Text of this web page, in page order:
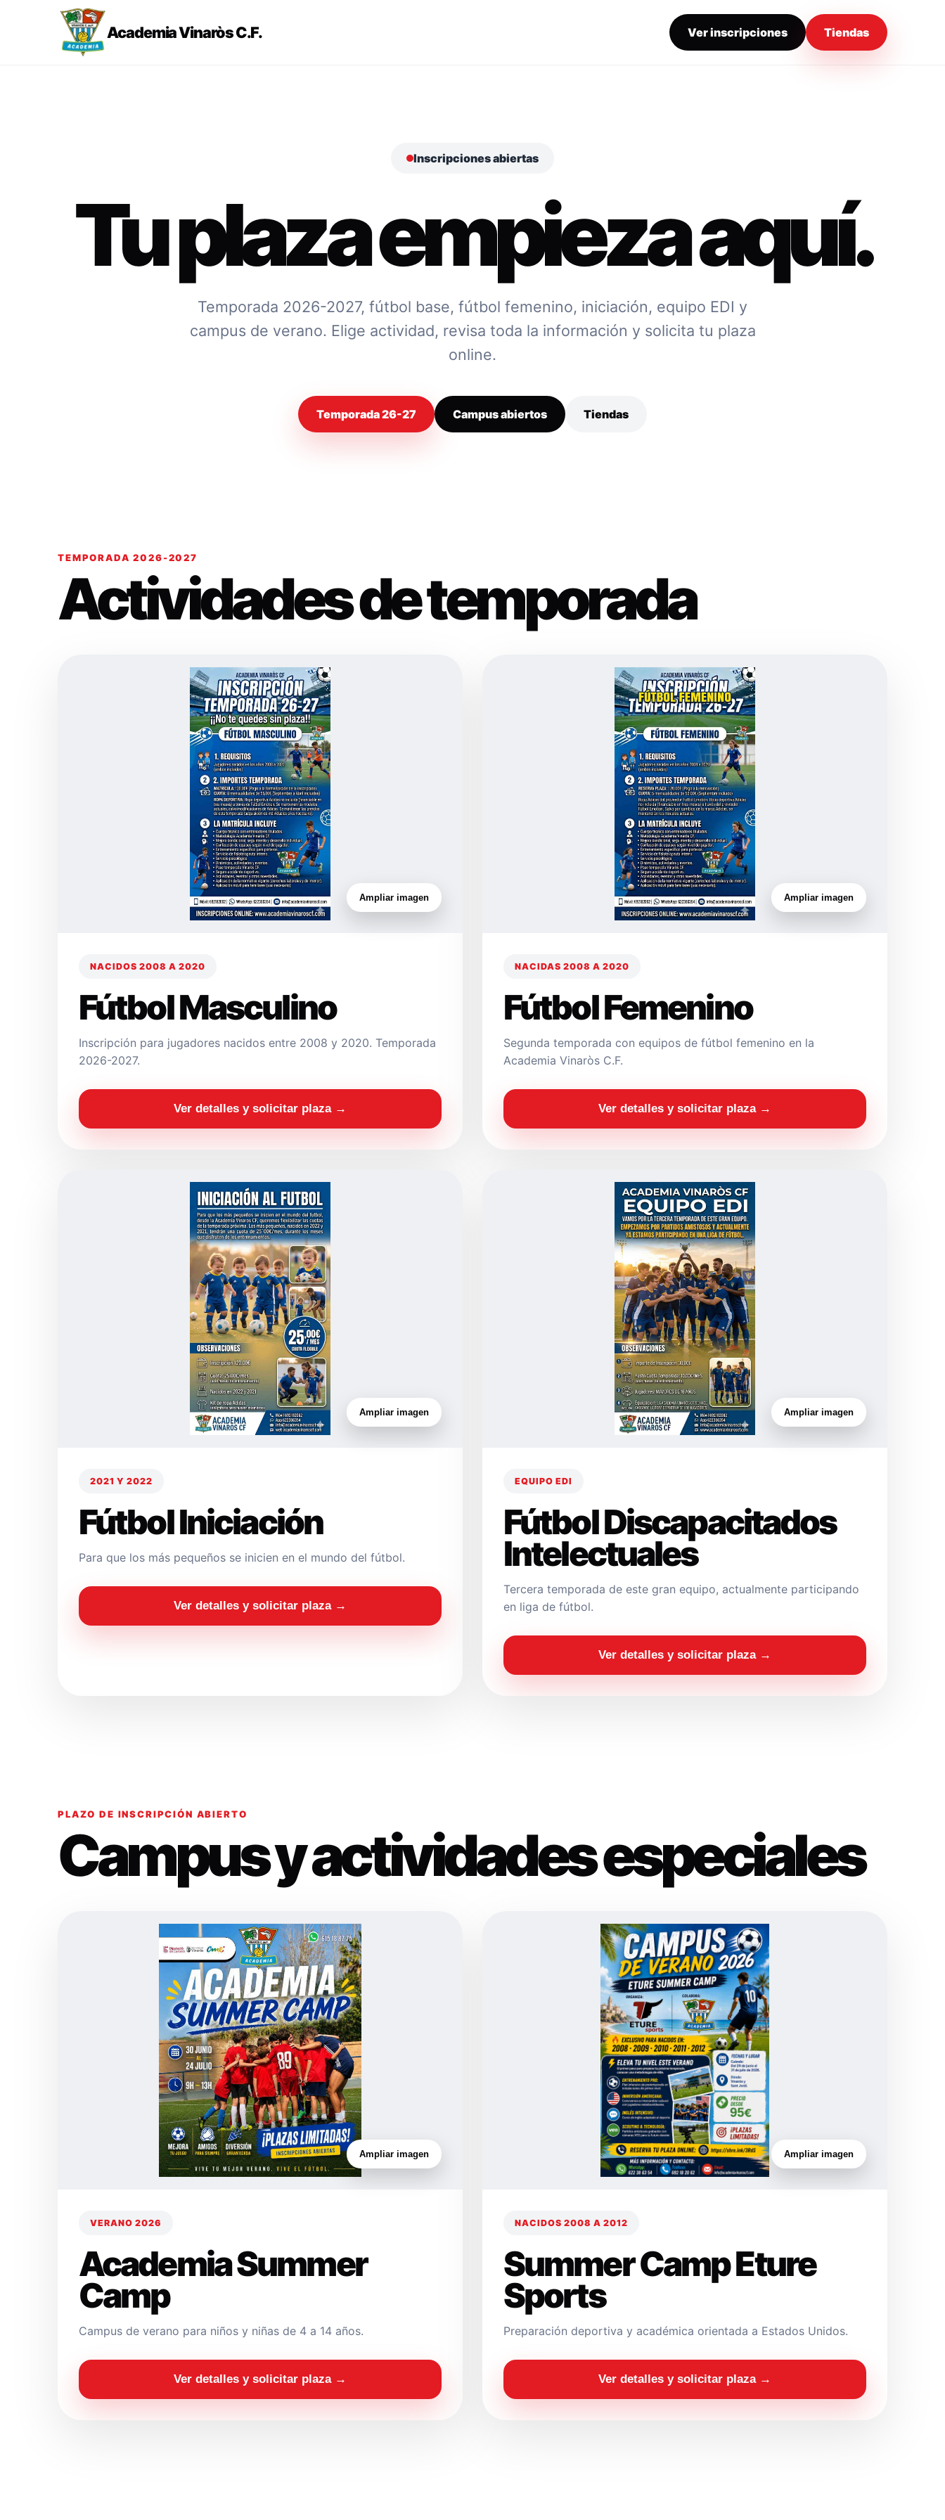
Academia Vinaròs C.F. Ver inscripciones Tiendas
Inscripciones abiertas
Tu plaza empieza aquí.
Temporada 2026-2027, fútbol base, fútbol femenino, iniciación, equipo EDI y
campus de verano. Elige actividad, revisa toda la información y solicita tu plaza
online.
Temporada 26-27 Campus abiertos Tiendas
TEMPORADA 2026-2027
Actividades de temporada
Ampliar imagen
NACIDOS 2008 A 2020
Fútbol Masculino
Inscripción para jugadores nacidos entre 2008 y 2020. Temporada
2026-2027.
Ver detalles y solicitar plaza →
Ampliar imagen
NACIDAS 2008 A 2020
Fútbol Femenino
Segunda temporada con equipos de fútbol femenino en la
Academia Vinaròs C.F.
Ver detalles y solicitar plaza →
Ampliar imagen
2021 Y 2022
Fútbol Iniciación
Para que los más pequeños se inicien en el mundo del fútbol.
Ver detalles y solicitar plaza →
Ampliar imagen
EQUIPO EDI
Fútbol Discapacitados
Intelectuales
Tercera temporada de este gran equipo, actualmente participando
en liga de fútbol.
Ver detalles y solicitar plaza →
PLAZO DE INSCRIPCIÓN ABIERTO
Campus y actividades especiales
Ampliar imagen
VERANO 2026
Academia Summer
Camp
Campus de verano para niños y niñas de 4 a 14 años.
Ver detalles y solicitar plaza →
Ampliar imagen
NACIDOS 2008 A 2012
Summer Camp Eture
Sports
Preparación deportiva y académica orientada a Estados Unidos.
Ver detalles y solicitar plaza →